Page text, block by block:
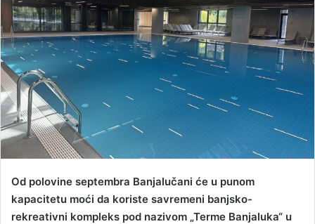
a
i
Od polovine septembra Banjalučani će u punom
kapacitetu moći da koriste savremeni banjsko-
rekreativni kompleks pod nazivom „Terme Banjaluka“ u